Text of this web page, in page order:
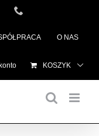
O NAS
KOSZYK